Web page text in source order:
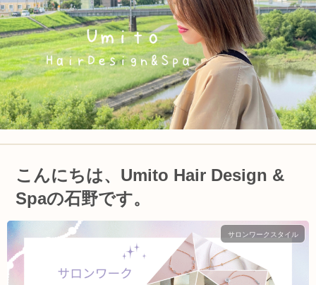
こんにちは、Umito Hair Design &
Spaの石野です。
サロンワークスタイル